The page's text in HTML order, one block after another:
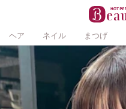
ヘア ネイル まつげ